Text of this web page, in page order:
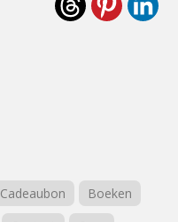
Cadeaubon
Boeken